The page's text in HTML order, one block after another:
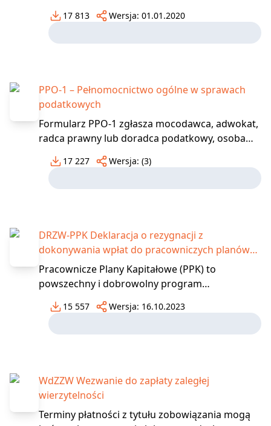
zlecenie lub pracę, zobowiązany jest
automatycznie zaniechać poboru zaliczek na
podatek u osób do ukończenia 26 r.z, u których
17 813 Wersja: 01.01.2020
PPO-1 – Pełnomocnictwo ogólne w sprawach
podatkowych
Formularz PPO-1 zgłasza mocodawca, adwokat,
radca prawny lub doradca podatkowy, osoba
sprawująca opiekę nad osobą, która nie może
się podpisać, albo organ podatkowy. Na
formularzu PPO-1 może być zgłoszone także
17 227 Wersja: (3)
DRZW-PPK Deklaracja o rezygnacji z
dokonywania wpłat do pracowniczych planów
kapitałowych (PPK)
Pracownicze Plany Kapitałowe (PPK) to
powszechny i dobrowolny program
systematycznego oszczędzania, przeznaczony
dla wszystkich osób zatrudnionych, które
podlegają obowiązkowo ubezpieczeniom
15 557 Wersja: 16.10.2023
WdZZW Wezwanie do zapłaty zaległej
wierzytelności
Terminy płatności z tytułu zobowiązania mogą